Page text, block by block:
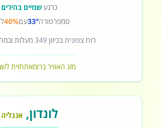
כרגעשמיים בהירים
טמפרטורה33°עם40%
רוחצפוניתבכיוון349מעלות
מזג האוויר ברומאתחזית
לונדון, אנגליה